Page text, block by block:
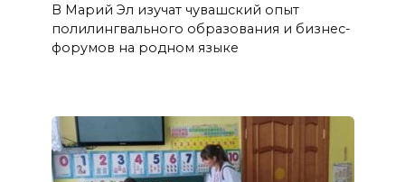
В Марий Эл изучат чувашский опыт
полилингвального образования и бизнес-
форумов на родном языке